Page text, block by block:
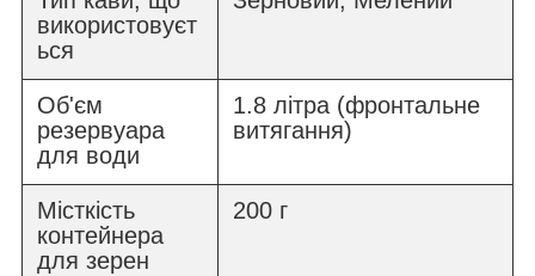
використовуєт
ься
Об'єм
резервуара
для води
1.8 літра (фронтальне
витягання)
Місткість
контейнера
для зерен
200 г